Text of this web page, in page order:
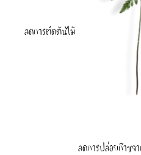
ลดการตัดต้นไม้
ลดการปล่อยก๊าซจ